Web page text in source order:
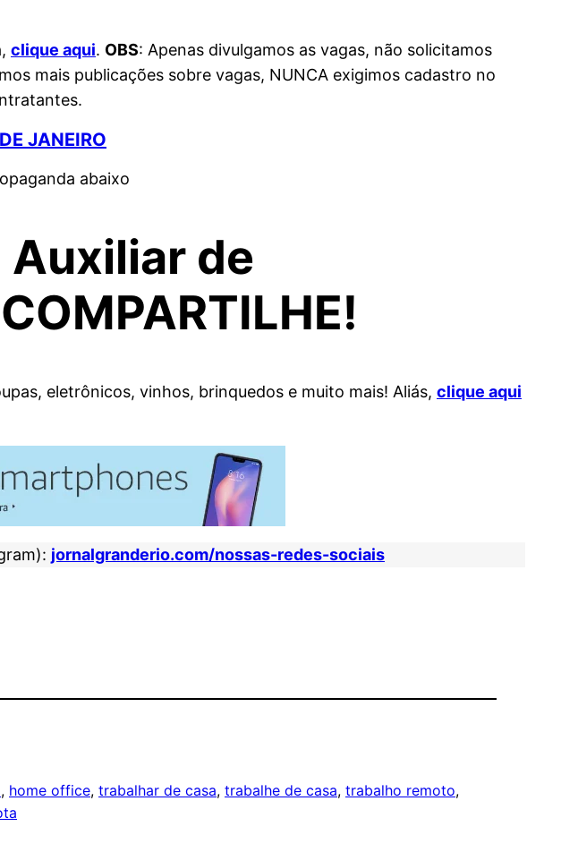
clique aqui. OBS: Apenas divulgamos as vagas, não solicitamos
mais publicações sobre vagas, NUNCA exigimos cadastro no
JANEIRO
abaixo
de
eletrônicos, vinhos, brinquedos e muito mais! Aliás, clique aqui
jornalgranderio.com/nossas-redes-sociais
, home office, trabalhar de casa, trabalhe de casa, trabalho remoto